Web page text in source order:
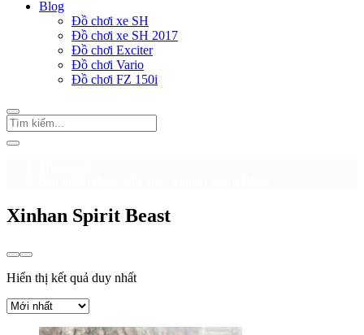
Blog
Đồ chơi xe SH
Đồ chơi xe SH 2017
Đồ chơi Exciter
Đồ chơi Vario
Đồ chơi FZ 150i
Xinhan Spirit Beast
Hiển thị kết quả duy nhất